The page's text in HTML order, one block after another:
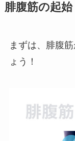
腓腹筋の起始
まずは、腓腹
ょう！